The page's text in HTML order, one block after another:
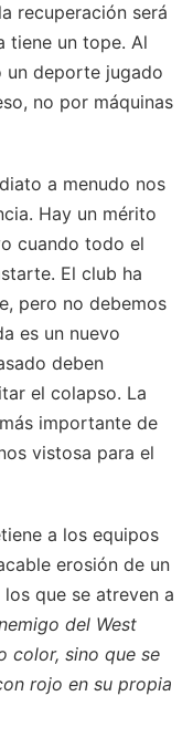
recuperación será
tiene un tope. Al
un deporte jugado
no por máquinas
a menudo nos
Hay un mérito
cuando todo el
El club ha
pero no debemos
es un nuevo
deben
el colapso. La
importante de
vistosa para el
a los equipos
erosión de un
que se atreven a
del West
color, sino que se
rojo en su propia